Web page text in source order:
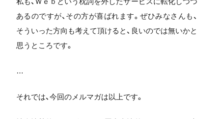
あるのですが、その方が喜ばれます。ぜひみなさんも、
そういった方向も考えて頂けると、良いのでは無いかと
思うところです。
…
それでは、今回のメルマガは以上です。